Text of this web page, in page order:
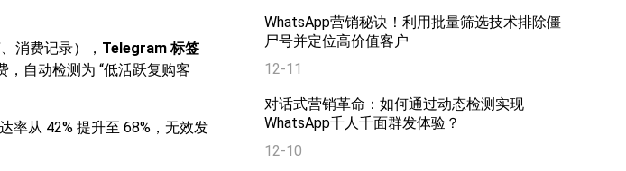
消费记录）， Telegram 标签
，自动检测为 “低活跃复购客
率从 42% 提升至 68%，无效发
WhatsApp营销秘诀！利用批量筛选技术排除僵
尸号并定位高价值客户
12-11
对话式营销革命：如何通过动态检测实现
WhatsApp千人千面群发体验？
12-10